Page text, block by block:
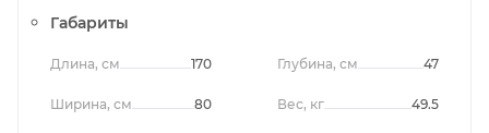
Габариты
Длина, см 170
Ширина, см 80
Глубина, см 47
Вес, кг 49.5